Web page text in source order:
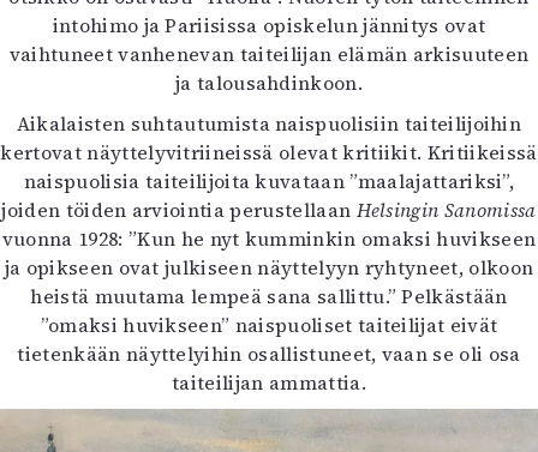
intohimo ja Pariisissa opiskelun jännitys ovat
vaihtuneet vanhenevan taiteilijan elämän arkisuuteen
ja talousahdinkoon.
Aikalaisten suhtautumista naispuolisiin taiteilijoihin
kertovat näyttelyvitriineissä olevat kritiikit. Kritiikeissä
naispuolisia taiteilijoita kuvataan ”maalajattariksi”,
joiden töiden arviointia perustellaan Helsingin Sanomissa
vuonna 1928: ”Kun he nyt kumminkin omaksi huvikseen
ja opikseen ovat julkiseen näyttelyyn ryhtyneet, olkoon
heistä muutama lempeä sana sallittu.” Pelkästään
”omaksi huvikseen” naispuoliset taiteilijat eivät
tietenkään näyttelyihin osallistuneet, vaan se oli osa
taiteilijan ammattia.